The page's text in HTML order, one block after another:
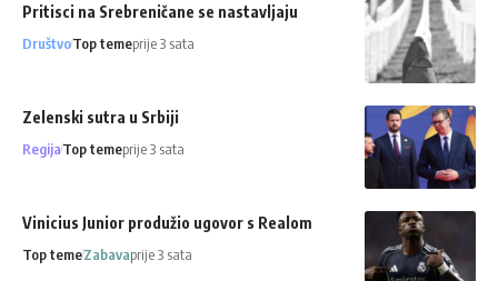
Pritisci na Srebreničane se nastavljaju
DruštvoTop temeprije 3 sata
Zelenski sutra u Srbiji
RegijaTop temeprije 3 sata
Vinicius Junior produžio ugovor s Realom
Top temeZabavaprije 3 sata